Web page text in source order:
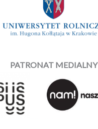
PATRONAT MEDIALNY